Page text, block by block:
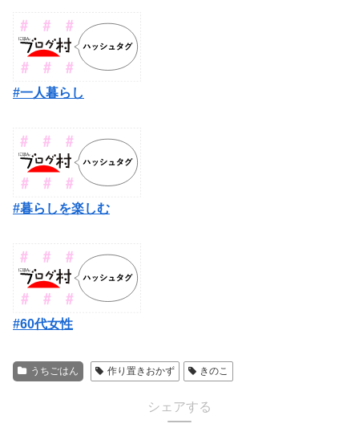
#一人暮らし
#暮らしを楽しむ
#60代女性
うちごはん 作り置きおかず きのこ
シェアする